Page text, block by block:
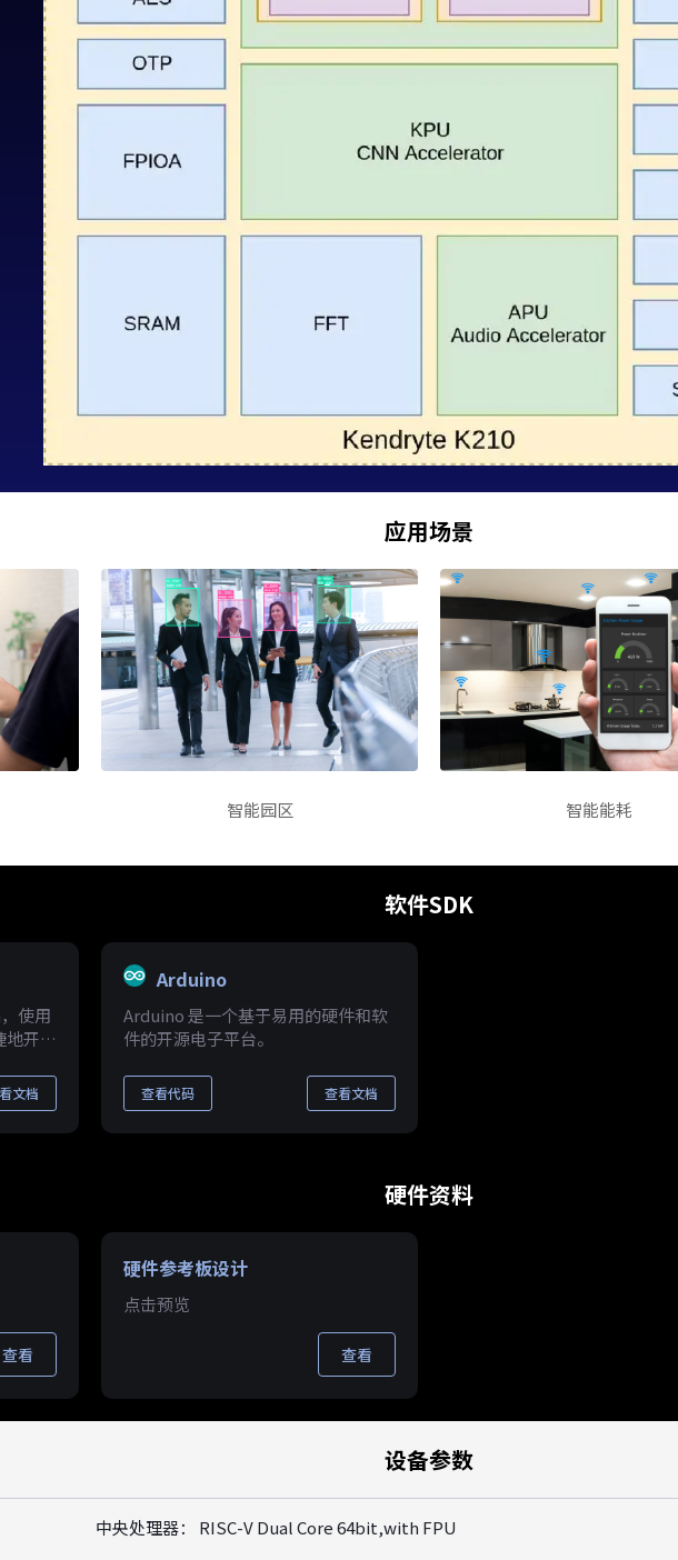
应用场景
智能园区 智能能耗
软件SDK
使用
开发
文档
Arduino
Arduino 是一个基于易用的硬件和软
件的开源电子平台。
查看代码 查看文档
硬件资料
查看
硬件参考板设计
点击预览
查看
设备参数
中央处理器： RISC-V Dual Core 64bit,with FPU